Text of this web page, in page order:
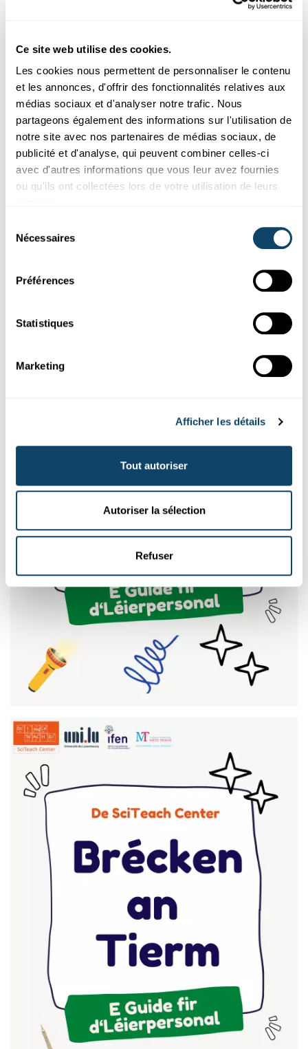
Ce site web utilise des cookies.
Les cookies nous permettent de personnaliser le contenu
et les annonces, d'offrir des fonctionnalités relatives aux
médias sociaux et d'analyser notre trafic. Nous
partageons également des informations sur l'utilisation de
notre site avec nos partenaires de médias sociaux, de
publicité et d'analyse, qui peuvent combiner celles-ci
avec d'autres informations que vous leur avez fournies
ou qu'ils ont collectées lors de votre utilisation de leurs
Nécessaires
Préférences
Statistiques
Marketing
Afficher les détails
Tout autoriser
Autoriser la sélection
Refuser